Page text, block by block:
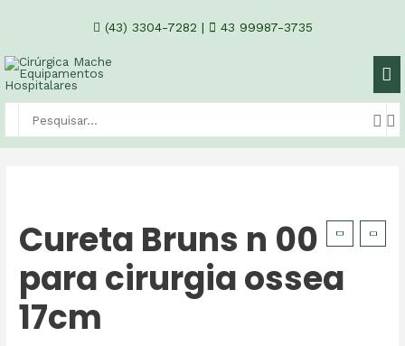
(43) 3304-7282 | 43 99987-3735
Cureta Bruns n 00
para cirurgia ossea
17cm